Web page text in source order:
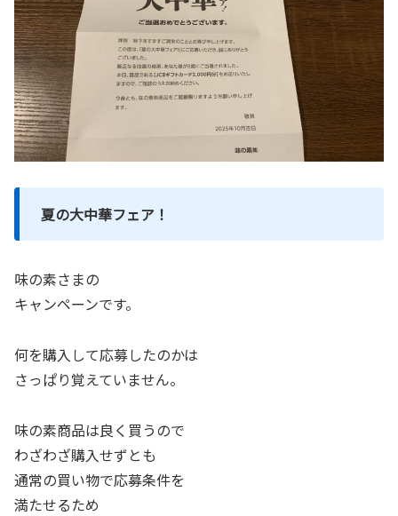
夏の大中華フェア！
味の素さまの
キャンペーンです。
何を購入して応募したのかは
さっぱり覚えていません。
味の素商品は良く買うので
わざわざ購入せずとも
通常の買い物で応募条件を
満たせるため